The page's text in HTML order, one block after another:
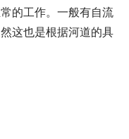
的工作。一般有自流
这也是根据河道的具